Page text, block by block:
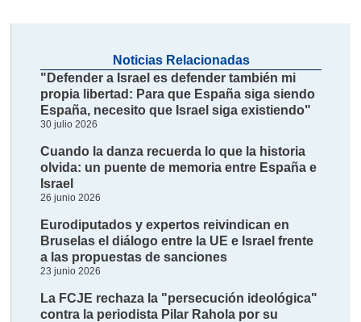
Noticias Relacionadas
"Defender a Israel es defender también mi
propia libertad: Para que España siga siendo
España, necesito que Israel siga existiendo"
30 julio 2026
Cuando la danza recuerda lo que la historia
olvida: un puente de memoria entre España e
Israel
26 junio 2026
Eurodiputados y expertos reivindican en
Bruselas el diálogo entre la UE e Israel frente
a las propuestas de sanciones
23 junio 2026
La FCJE rechaza la "persecución ideológica"
contra la periodista Pilar Rahola por su